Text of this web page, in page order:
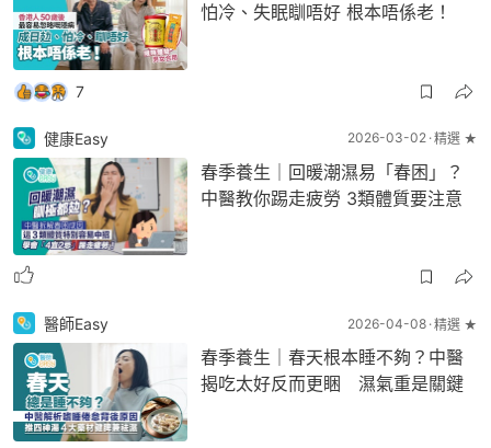
怕冷、失眠瞓唔好 根本唔係老！
7
健康Easy 2026-03-02 精選 ★
春季養生｜回暖潮濕易「春困」？
中醫教你踢走疲勞 3類體質要注意
醫師Easy 2026-04-08 精選 ★
春季養生｜春天根本睡不夠？中醫
揭吃太好反而更睏 濕氣重是關鍵